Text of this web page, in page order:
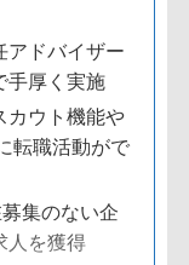
アドバイザー
手厚く実施
カウト機能や
転職活動がで
集のない企
人を獲得